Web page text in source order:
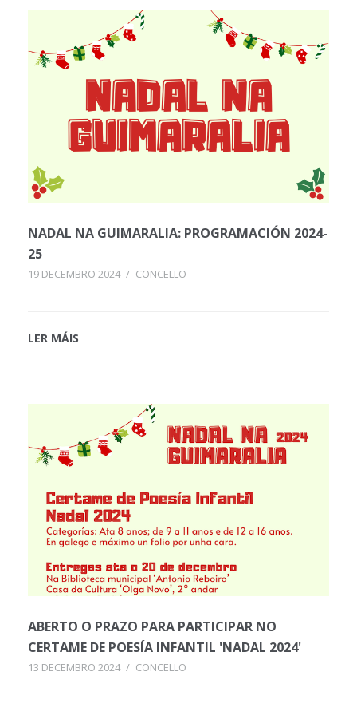
NADAL NA GUIMARALIA: PROGRAMACIÓN 2024-
25
19 DECEMBRO 2024 / CONCELLO
LER MÁIS
ABERTO O PRAZO PARA PARTICIPAR NO
CERTAME DE POESÍA INFANTIL 'NADAL 2024'
13 DECEMBRO 2024 / CONCELLO